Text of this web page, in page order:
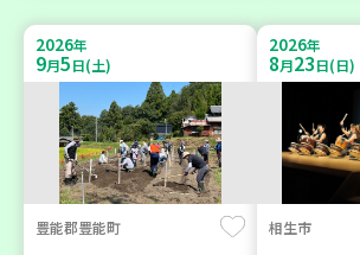
2026年
9月5日(土)
豊能郡豊能町
2026年
8月23日(日)
相生市